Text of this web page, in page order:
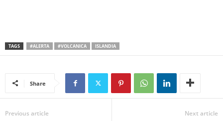
TAGS #ALERTA #VOLCANICA ISLANDIA
Share
Previous article Next article